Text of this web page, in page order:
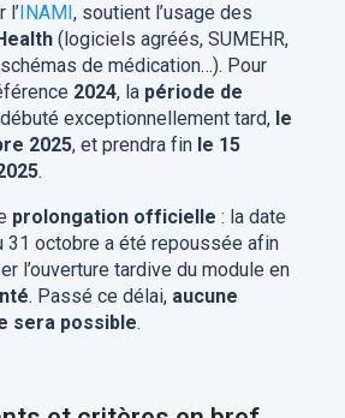
l’INAMI, soutient l’usage des
(logiciels agréés, SUMEHR,
de médication…). Pour
2024, la période de
exceptionnellement tard, le
2025, et prendra fin le 15
.
prolongation officielle : la date
31 octobre a été repoussée afin
l’ouverture tardive du module en
. Passé ce délai, aucune
sera possible.